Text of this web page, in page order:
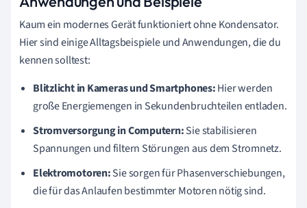
Kaum ein modernes Gerät funktioniert ohne Kondensator.
Hier sind einige Alltagsbeispiele und Anwendungen, die du
kennen solltest:
Blitzlicht in Kameras und Smartphones:Hier werden
große Energiemengen in Sekundenbruchteilen entladen.
Stromversorgung in Computern:Sie stabilisieren
Spannungen und filtern Störungen aus dem Stromnetz.
Elektromotoren:Sie sorgen für Phasenverschiebungen,
die für das Anlaufen bestimmter Motoren nötig sind.